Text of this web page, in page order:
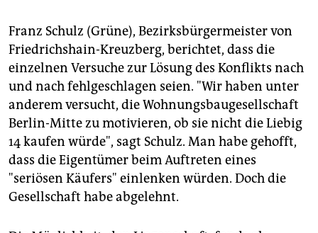
Franz Schulz (Grüne), Bezirksbürgermeister von
Friedrichshain-Kreuzberg, berichtet, dass die
einzelnen Versuche zur Lösung des Konflikts nach
und nach fehlgeschlagen seien. "Wir haben unter
anderem versucht, die Wohnungsbaugesellschaft
Berlin-Mitte zu motivieren, ob sie nicht die Liebig
14 kaufen würde", sagt Schulz. Man habe gehofft,
dass die Eigentümer beim Auftreten eines
"seriösen Käufers" einlenken würden. Doch die
Gesellschaft habe abgelehnt.